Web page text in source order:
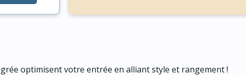
optimisent votre entrée en alliant style et rangement !